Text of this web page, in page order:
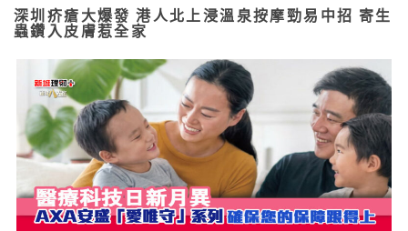
深圳疥瘡大爆發 港人北上浸溫泉按摩勁易中招 寄生
蟲鑽入皮膚惹全家